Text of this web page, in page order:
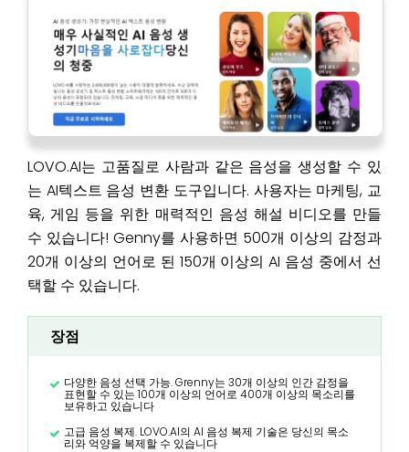
LOVO.AI는 고품질로 사람과 같은 음성을 생성할 수 있
는 AI텍스트 음성 변환 도구입니다. 사용자는 마케팅, 교
육, 게임 등을 위한 매력적인 음성 해설 비디오를 만들
수 있습니다! Genny를 사용하면 500개 이상의 감정과
20개 이상의 언어로 된 150개 이상의 AI 음성 중에서 선
택할 수 있습니다.
장점
다양한 음성 선택 가능. Grenny는 30개 이상의 인간 감정을
표현할 수 있는 100개 이상의 언어로 400개 이상의 목소리를
보유하고 있습니다
고급 음성 복제. LOVO.AI의 AI 음성 복제 기술은 당신의 목소
리와 억양을 복제할 수 있습니다